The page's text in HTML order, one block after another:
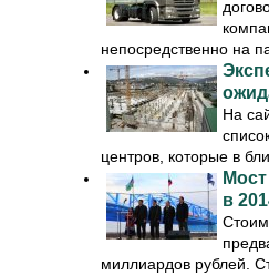
непосредственно на
На
центров, которые в
в
миллиардов рублей.